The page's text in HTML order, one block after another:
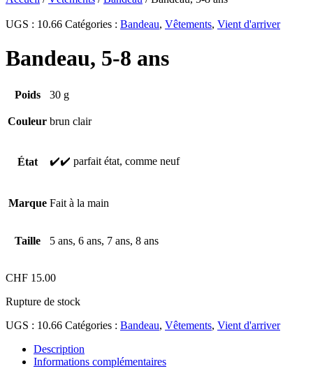
UGS : 10.66 Catégories : Bandeau, Vêtements, Vient d'arriver
Bandeau, 5-8 ans
Poids 30 g
Couleur brun clair
État ✔️✔️ parfait état, comme neuf
Marque Fait à la main
Taille 5 ans, 6 ans, 7 ans, 8 ans
CHF 15.00
Rupture de stock
UGS : 10.66 Catégories : Bandeau, Vêtements, Vient d'arriver
Description
Informations complémentaires